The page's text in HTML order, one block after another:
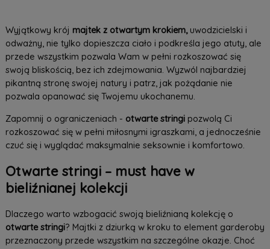
Wyjątkowy krój majtek z otwartym krokiem, uwodzicielski i
odważny, nie tylko dopieszcza ciało i podkreśla jego atuty, ale
przede wszystkim pozwala Wam w pełni rozkoszować się
swoją bliskością, bez ich zdejmowania. Wyzwól najbardziej
pikantną stronę swojej natury i patrz, jak pożądanie nie
pozwala opanować się Twojemu ukochanemu.
Zapomnij o ograniczeniach - otwarte stringipozwolą Ci
rozkoszować się w pełni miłosnymi igraszkami, a jednocześnie
czuć się i wyglądać maksymalnie seksownie i komfortowo.
Otwarte stringi – must have w
bieliźnianej kolekcji
Dlaczego warto wzbogacić swoją bieliźnianą kolekcję o
otwarte stringi? Majtki z dziurką w kroku to element garderoby
przeznaczony przede wszystkim na szczególne okazje. Choć